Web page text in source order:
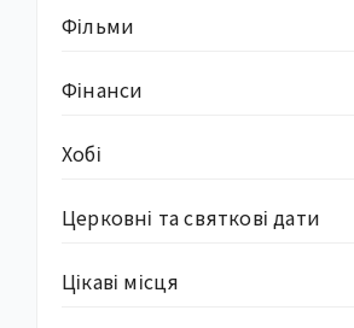
Фільми
Фінанси
Хобі
Церковні та святкові дати
Цікаві місця